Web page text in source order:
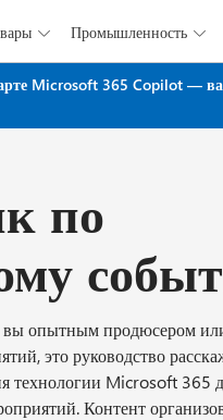
 Промышленность 
Microsoft 365 Copilot —
по
вы опытным продюсером
это руководство
технологии Microsoft 365
Контент